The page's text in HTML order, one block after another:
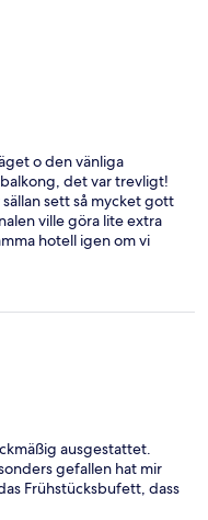
o den vänliga
det var trevligt!
sett så mycket gott
ville göra lite extra
hotell igen om vi
ausgestattet.
gefallen hat mir
Frühstücksbufett, dass